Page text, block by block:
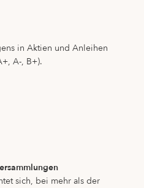
in Aktien und Anleihen
A-, B+).
sich, bei mehr als der